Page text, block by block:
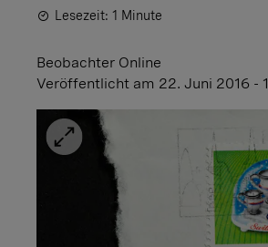
Lesezeit: 1 Minute
Beobachter Online
Veröffentlicht am 22. Juni 2016 -